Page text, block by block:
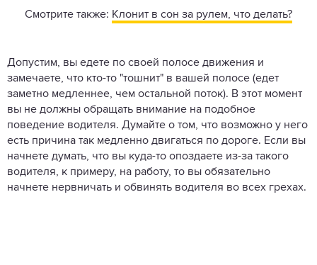
Смотрите также: Клонит в сон за рулем, что делать?
Допустим, вы едете по своей полосе движения и
замечаете, что кто-то "тошнит" в вашей полосе (едет
заметно медленнее, чем остальной поток). В этот момент
вы не должны обращать внимание на подобное
поведение водителя. Думайте о том, что возможно у него
есть причина так медленно двигаться по дороге. Если вы
начнете думать, что вы куда-то опоздаете из-за такого
водителя, к примеру, на работу, то вы обязательно
начнете нервничать и обвинять водителя во всех грехах.